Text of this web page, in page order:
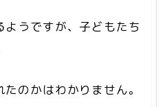
ようですが、子どもたち
のかはわかりません。